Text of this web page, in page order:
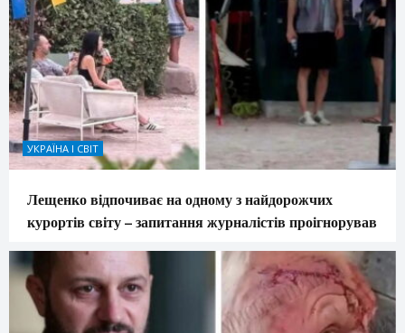
УКРАЇНА І СВІТ
Лещенко відпочиває на одному з найдорожчих
курортів світу – запитання журналістів проігнорував